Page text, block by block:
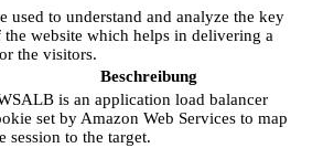
used to understand and analyze the key
website which helps in delivering a
the visitors.
Beschreibung
is an application load balancer
set by Amazon Web Services to map
session to the target.